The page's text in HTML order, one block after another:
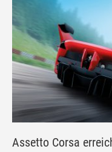
Assetto Corsa